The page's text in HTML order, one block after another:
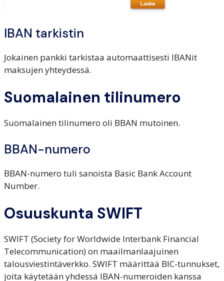
IBAN tarkistin
Jokainen pankki tarkistaa automaattisesti IBANit
maksujen yhteydessä.
Suomalainen tilinumero
Suomalainen tilinumero oli BBAN mutoinen.
BBAN-numero
BBAN-numero tuli sanoista Basic Bank Account
Number.
Osuuskunta SWIFT
SWIFT (Society for Worldwide Interbank Financial
Telecommunication) on maailmanlaajuinen
talousviestintäverkko. SWIFT määrittää BIC-tunnukset,
joita käytetään yhdessä IBAN-numeroiden kanssa